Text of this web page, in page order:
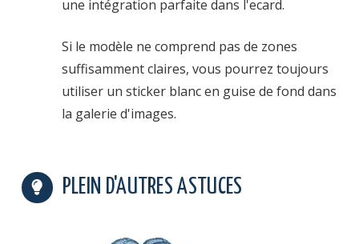
une intégration parfaite dans l'ecard.
Si le modèle ne comprend pas de zones
suffisamment claires, vous pourrez toujours
utiliser un sticker blanc en guise de fond dans
la galerie d'images.
PLEIN D'AUTRES ASTUCES